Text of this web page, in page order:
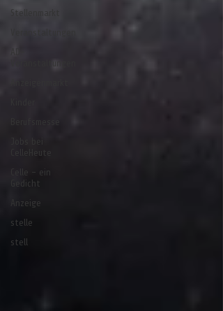
Stellenmarkt
Celle - ein
Gedicht
Anzeige
stelle
stell